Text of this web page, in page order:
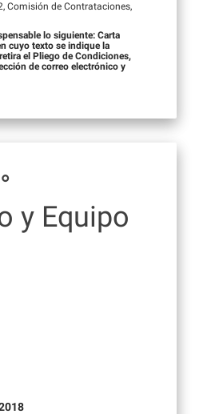
Comisión de Contrataciones,
lo siguiente: Carta
cuyo texto se indique la
el Pliego de Condiciones,
de correo electrónico y
y Equipo